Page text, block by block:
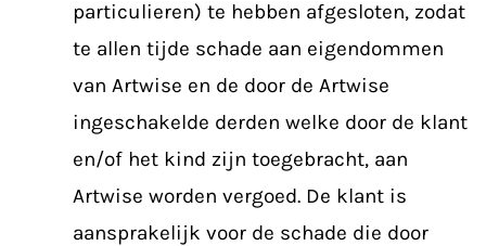
particulieren) te hebben afgesloten, zodat
te allen tijde schade aan eigendommen
van Artwise en de door de Artwise
ingeschakelde derden welke door de klant
en/of het kind zijn toegebracht, aan
Artwise worden vergoed. De klant is
aansprakelijk voor de schade die door